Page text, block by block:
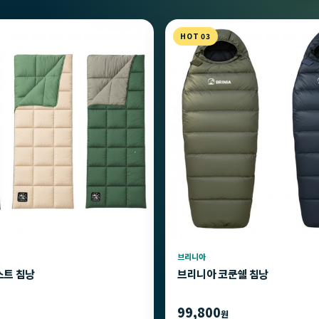
트 침낭
HOT 03
브리니아
브리니아 코쿤쉘 침낭
99,800원